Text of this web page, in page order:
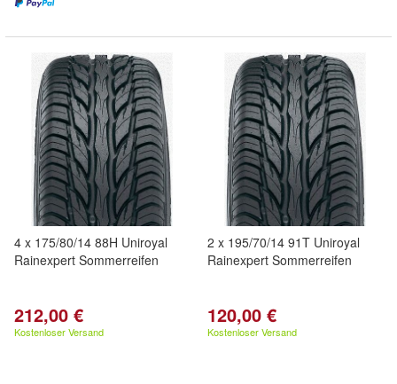
4 x 175/80/14 88H Uniroyal
Rainexpert Sommerreifen
212,00 €
Kostenloser Versand
2 x 195/70/14 91T Uniroyal
Rainexpert Sommerreifen
120,00 €
Kostenloser Versand